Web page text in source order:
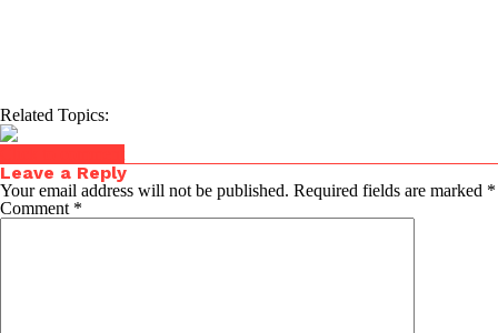
Related Topics:
Leave a Reply
Your email address will not be published. Required fields are marked *
Comment *